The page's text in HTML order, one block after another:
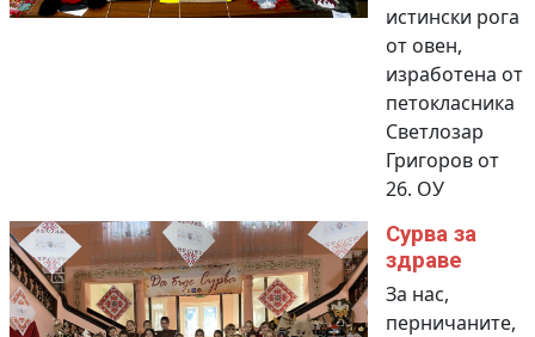
истински рога
от овен,
изработена от
петокласника
Светлозар
Григоров от
26. ОУ
Сурва за
здраве
За нас,
перничаните,